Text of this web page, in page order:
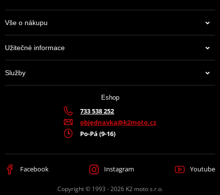
Vše o nákupu
Užitečné informace
Služby
Eshop
733 538 252
objednavka@k2moto.cz
Po-Pá (9-16)
Facebook Instagram Youtube
Copyright © 1993 - 2026 K2 moto s.r.o.